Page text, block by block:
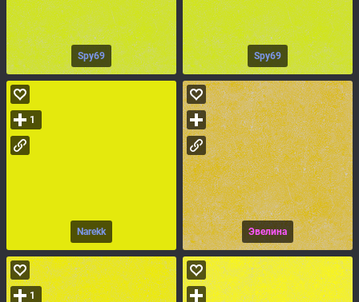
Spy69 Spy69
Narekk
1
Эвелина
1